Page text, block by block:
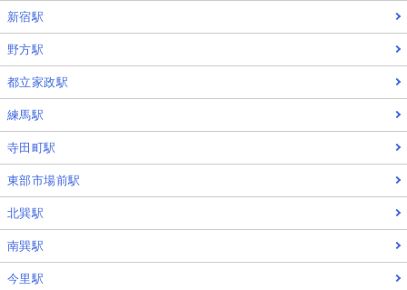
新宿駅
野方駅
都立家政駅
練馬駅
寺田町駅
東部市場前駅
北巽駅
南巽駅
今里駅